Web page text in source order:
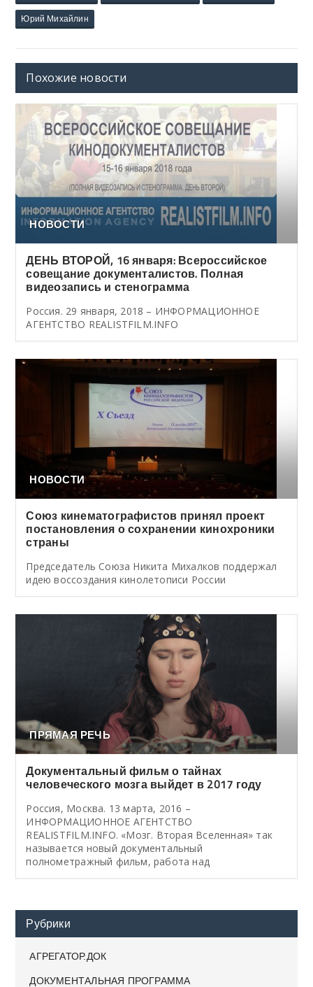
Юрий Михайлин
Похожие новости
НОВОСТИ
ДЕНЬ ВТОРОЙ, 16 января: Всероссийское
совещание документалистов. Полная
видеозапись и стенограмма
Россия. 29 января, 2018 – ИНФОРМАЦИОННОЕ
АГЕНТСТВО REALISTFILM.INFO
НОВОСТИ
Союз кинематографистов принял проект
постановления о сохранении кинохроники
страны
Председатель Союза Никита Михалков поддержал
идею воссоздания кинолетописи России
ПРЯМАЯ РЕЧЬ
Документальный фильм о тайнах
человеческого мозга выйдет в 2017 году
Россия, Москва. 13 марта, 2016 –
ИНФОРМАЦИОННОЕ АГЕНТСТВО
REALISTFILM.INFO. «Мозг. Вторая Вселенная» так
называется новый документальный
полнометражный фильм, работа над
Рубрики
АГРЕГАТОР.ДОК
ДОКУМЕНТАЛЬНАЯ ПРОГРАММА